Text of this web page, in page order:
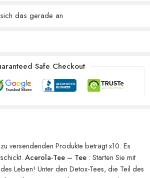
das gerade an
Safe Checkout
versendenden Produkte beträgt x10. Es
Acerola-Tee – Tee : Starten Sie mit
Leben! Unter den Detox-Tees, die Teil des